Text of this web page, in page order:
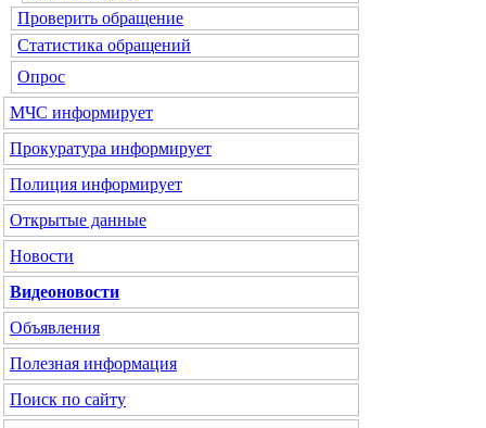
Проверить обращение
Статистика обращений
Опрос
МЧС информирует
Прокуратура информирует
Полиция информирует
Открытые данные
Новости
Видеоновости
Объявления
Полезная информация
Поиск по сайту